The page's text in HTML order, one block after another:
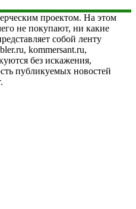
проектом. На этом
не покупают, ни какие
собой ленту
kommersant.ru,
без искажения,
публикуемых новостей